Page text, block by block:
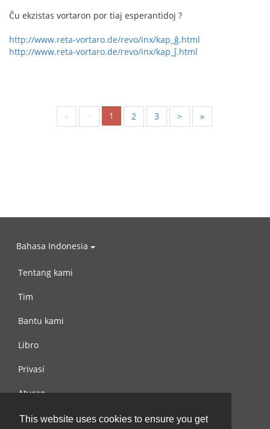
This website uses cookies to ensure you get
Ĉu ekzistas vortaron por tiaj esperantidoj ?
http://www.reta-vortaro.de/revo/inx/kap_ĝ.html
http://www.reta-vortaro.de/revo/inx/kap_ĵ.html
« < 1 2 3 > »
Bahasa Indonesia
Tentang kami
Tim
Bantu kami
Libro
Privasi
Aturan
Hubungi kami